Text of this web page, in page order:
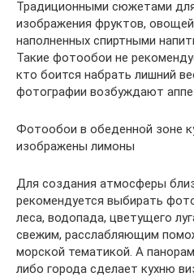
Традиционными сюжетами
изображения фруктов,
наполненных спиртными
Такие фотообои не
кто боится набрать лишний
фотографии возбуждают
Фотообои в обеденной зоне
изображены лимоны
Для создания атмосферы
рекомендуется выбирать
леса, водопада, цветущего
свежим, расслабляющим
морской тематикой. А
либо города сделает кухню